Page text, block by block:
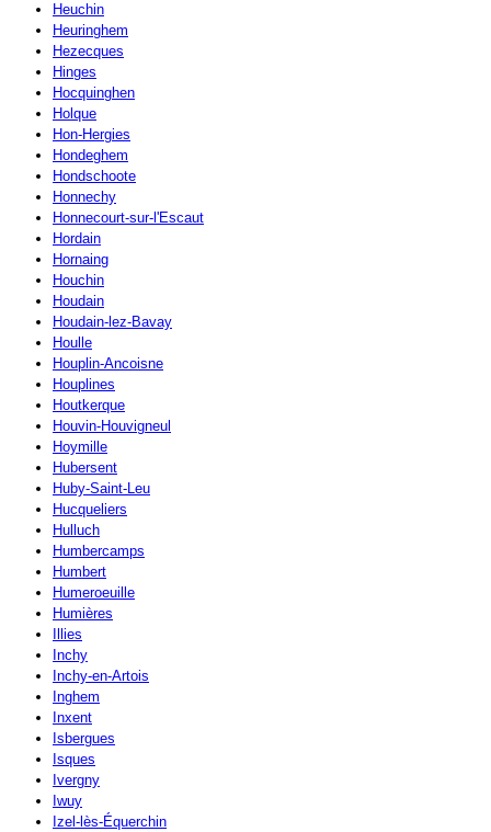
Heuchin
Heuringhem
Hezecques
Hinges
Hocquinghen
Holque
Hon-Hergies
Hondeghem
Hondschoote
Honnechy
Honnecourt-sur-l'Escaut
Hordain
Hornaing
Houchin
Houdain
Houdain-lez-Bavay
Houlle
Houplin-Ancoisne
Houplines
Houtkerque
Houvin-Houvigneul
Hoymille
Hubersent
Huby-Saint-Leu
Hucqueliers
Hulluch
Humbercamps
Humbert
Humeroeuille
Humières
Illies
Inchy
Inchy-en-Artois
Inghem
Inxent
Isbergues
Isques
Ivergny
Iwuy
Izel-lès-Équerchin